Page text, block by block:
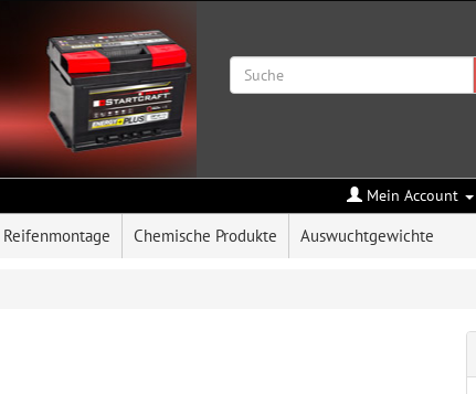
Mein Account
Reifenmontage Chemische Produkte Auswuchtgewichte